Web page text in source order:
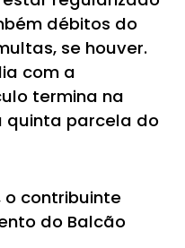
débitos do
se houver.
com a
termina na
quinta parcela do
o contribuinte
do Balcão